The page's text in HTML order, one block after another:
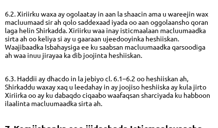
6.2. Xiriirku waxa ay ogolaatay in aan la shaacin ama u wareejin wax
macluumaad sir ah qolo saddexaad iyada oo aan oggolaansho qoran
laga helin Shirkadda. Xiriirku waa inay isticmaalaan macluumaadka
sirta ah oo keliya si ay u gaaraan ujeedooyinka heshiiskan.
Waajibaadka Isbahaysiga ee ku saabsan macluumaadka qarsoodiga
ah waa inuu jirayaa ka dib joojinta heshiiskan.
6.3. Haddii ay dhacdo in la jebiyo cl. 6.1–6.2 oo heshiiskan ah,
Shirkaddu waxay xaq u leedahay in ay joojiso heshiiska ay kula jirto
Xiriirka oo ay ku dabaqdo ciqaabo waafaqsan sharciyada ku habboon
ilaalinta macluumaadka sirta ah.